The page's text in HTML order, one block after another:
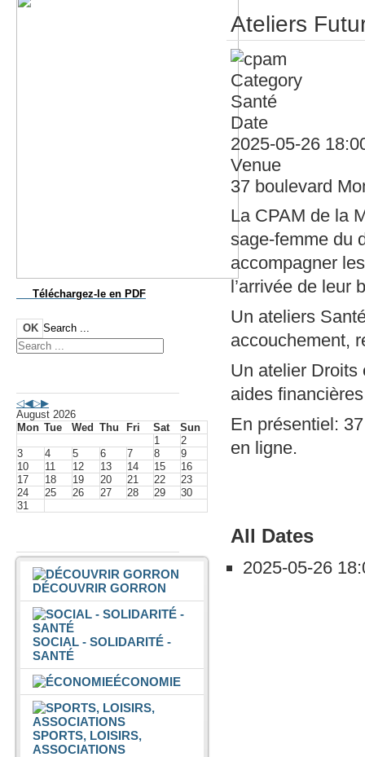
Téléchargez-le en PDF
OK Search ...
August 2026
Mon Tue Wed Thu Fri Sat
Sun
1
2
3
4 5 6 7 8
9
10
11 12 13 14 15
16
17
18 19 20 21 22
23
24
25 26 27 28 29
30
31
DÉCOUVRIR GORRON
SOCIAL - SOLIDARITÉ -
SANTÉ
ÉCONOMIE
SPORTS, LOISIRS,
ASSOCIATIONS
Ateliers
Category
Santé
Date
2025-05-26
Venue
37 boulevard
La CPAM de la
sage-femme du
accompagner
l’arrivée de leur
Un ateliers
accouchement,
Un atelier Droits
aides
En présentiel:
en ligne.
All Dates
2025-05-26